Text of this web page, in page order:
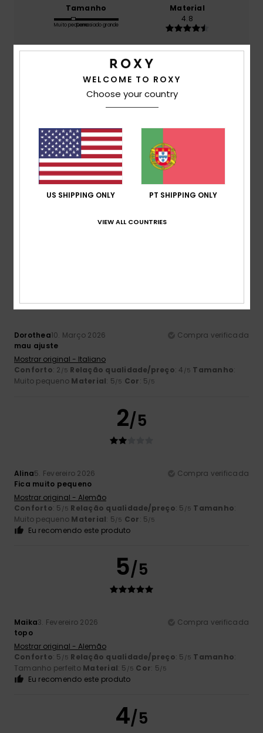
Tamanho
Muito pequenoDemasiado grande
Material
4.8
Cor
4.8
5 /5
Jose Manuel17. Maio 2026
Compra verificada
Excelente qualidade e preço acessível
Relação qualidade/preço
Dorothea10. Março 2026
Compra verificada
mau ajuste
Mostrar original - Italiano
Conforto: 2 /5 Relação qualidade/preço: 4 /5 Tamanho:
Muito pequeno Material: 5/5 Cor: 5/5
2/5
Alina5. Fevereiro 2026
Compra verificada
Fica muito pequeno
Mostrar original - Alemão
Conforto: 5 /5 Relação qualidade/preço: 5 /5 Tamanho:
Muito pequeno Material: 5/5 Cor: 5/5
Eu recomendo este produto
5/5
Maika3. Fevereiro 2026
Compra verificada
topo
Mostrar original - Alemão
Conforto: 5 /5 Relação qualidade/preço: 5 /5 Tamanho:
Tamanho perfeito Material: 5 /5 Cor: 5/5
Eu recomendo este produto
4/5
WELCOME TO ROXY
Choose your country
US SHIPPING ONLY PT SHIPPING ONLY
VIEW ALL COUNTRIES